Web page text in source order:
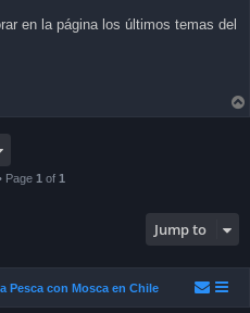
en la página los últimos temas del
Page 1 of 1
Jump to
Pesca con Mosca en Chile